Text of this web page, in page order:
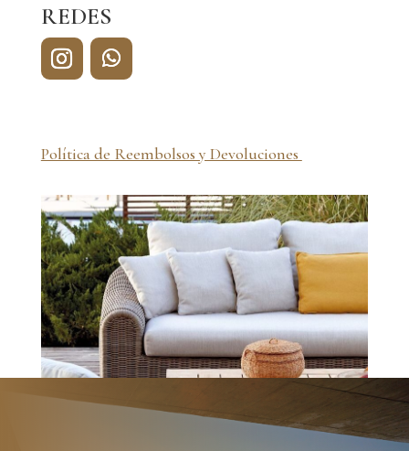
REDES
Política de Reembolsos y Devoluciones